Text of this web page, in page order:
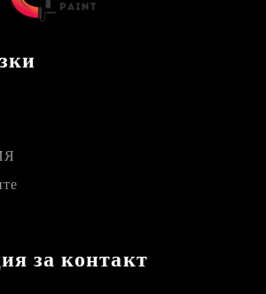
за контакт